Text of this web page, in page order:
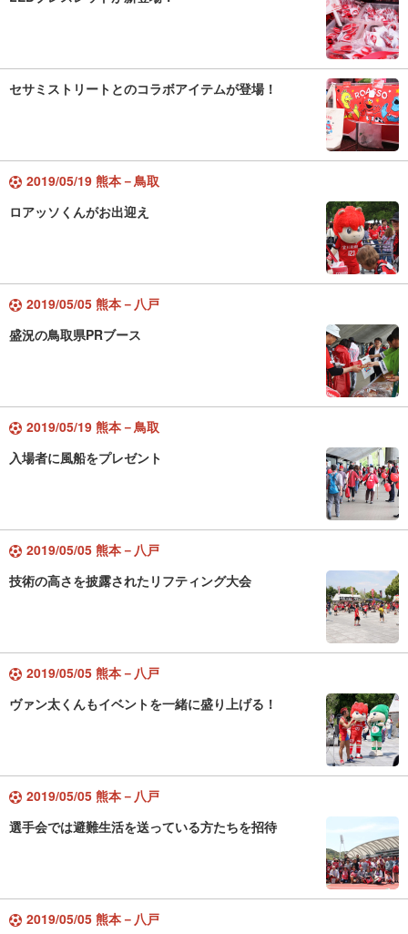
セサミストリートとのコラボアイテムが登場！
2019/05/19 熊本－鳥取
ロアッソくんがお出迎え
2019/05/05 熊本－八戸
盛況の鳥取県PRブース
2019/05/19 熊本－鳥取
入場者に風船をプレゼント
2019/05/05 熊本－八戸
技術の高さを披露されたリフティング大会
2019/05/05 熊本－八戸
ヴァン太くんもイベントを一緒に盛り上げる！
2019/05/05 熊本－八戸
選手会では避難生活を送っている方たちを招待
2019/05/05 熊本－八戸